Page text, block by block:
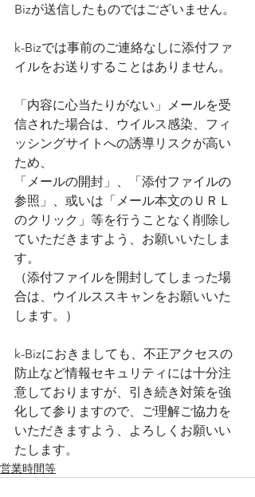
Bizが送信したものではございません。
k-Bizでは事前のご連絡なしに添付ファ
イルをお送りすることはありません。
「内容に心当たりがない」メールを受
信された場合は、ウイルス感染、フィ
ッシングサイトへの誘導リスクが高い
ため、
「メールの開封」、「添付ファイルの
参照」、或いは「メール本文のＵＲＬ
のクリック」等を行うことなく削除し
ていただきますよう、お願いいたしま
す。
（添付ファイルを開封してしまった場
合は、ウイルススキャンをお願いいた
します。）
k-Bizにおきましても、不正アクセスの
防止など情報セキュリティには十分注
意しておりますが、引き続き対策を強
化して参りますので、ご理解ご協力を
いただきますよう、よろしくお願いい
たします。
営業時間等